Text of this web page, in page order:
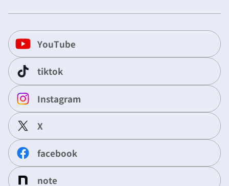
YouTube
tiktok
Instagram
X
facebook
note